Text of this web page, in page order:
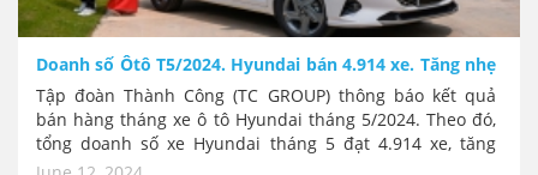
Doanh số Ôtô T5/2024. Hyundai bán 4.914 xe. Tăng nhẹ
Tập đoàn Thành Công (TC GROUP) thông báo kết quả
bán hàng tháng xe ô tô Hyundai tháng 5/2024. Theo đó,
tổng doanh số xe Hyundai tháng 5 đạt 4.914 xe, tăng
trưởng 14,9% so với tháng 4. Mặc dù số lượng xe bán